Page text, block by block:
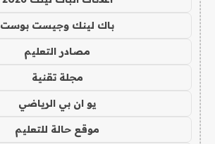
باك لينك وجيست بوست
مصادر التعليم
مجلة تقنية
يو ان بي الرياضي
موقع حالة للتعليم